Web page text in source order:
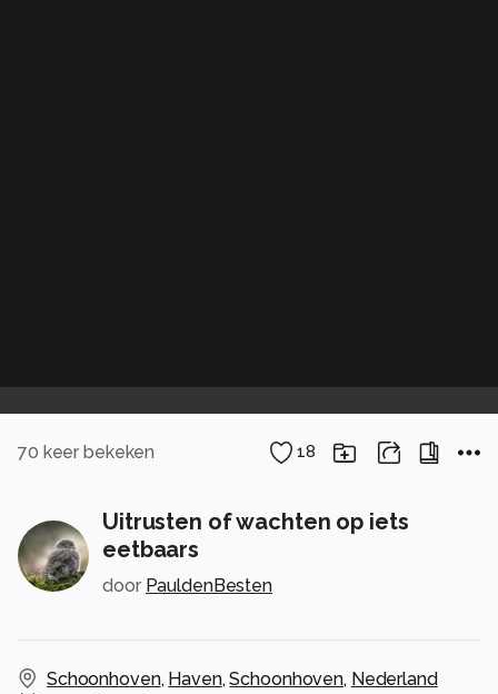
70 keer bekeken 18
Uitrusten of wachten op iets
eetbaars
door PauldenBesten
Schoonhoven, Haven,Schoonhoven, Nederland